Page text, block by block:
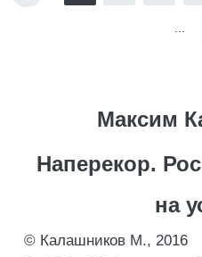
Максим
Наперекор.
на
© Калашников М., 2016